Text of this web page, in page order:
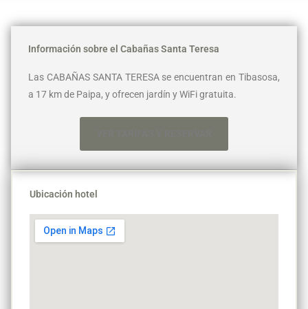
Información sobre el Cabañas Santa Teresa
Las CABAÑAS SANTA TERESA se encuentran en Tibasosa,
a 17 km de Paipa, y ofrecen jardín y WiFi gratuita.
Ubicación hotel